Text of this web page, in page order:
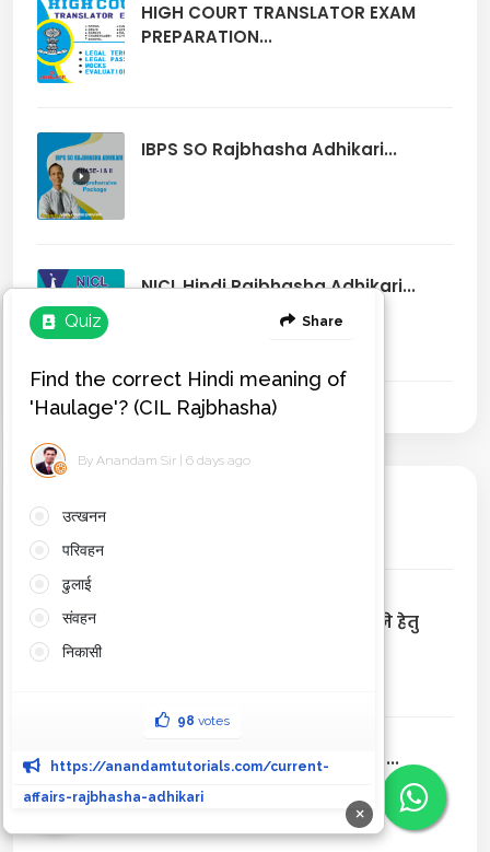
×
HIGH COURT TRANSLATOR EXAM
PREPARATION...
IBPS SO Rajbhasha Adhikari...
NICL Hindi Rajbhasha Adhikari...
Related Posts
सार्वजनिक परीक्षा में नकल रोकने हेतु
IBPS SO 2026 भर्ती सूचना 2026...